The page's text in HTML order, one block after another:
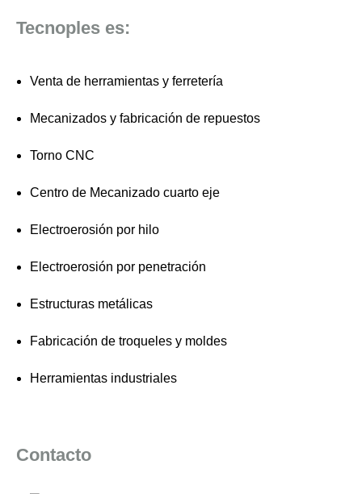
Tecnoples es:
Venta de herramientas y ferretería
Mecanizados y fabricación de repuestos
Torno CNC
Centro de Mecanizado cuarto eje
Electroerosión por hilo
Electroerosión por penetración
Estructuras metálicas
Fabricación de troqueles y moldes
Herramientas industriales
Contacto